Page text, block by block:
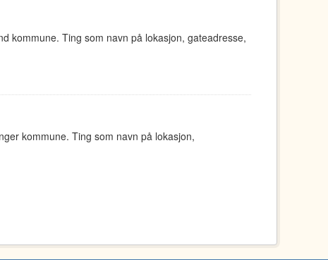
kommune. Ting som navn på lokasjon, gateadresse,
kommune. Ting som navn på lokasjon,